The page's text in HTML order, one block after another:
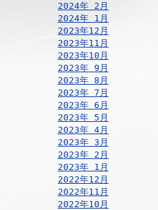
2024年 2月
2024年 1月
2023年12月
2023年11月
2023年10月
2023年 9月
2023年 8月
2023年 7月
2023年 6月
2023年 5月
2023年 4月
2023年 3月
2023年 2月
2023年 1月
2022年12月
2022年11月
2022年10月